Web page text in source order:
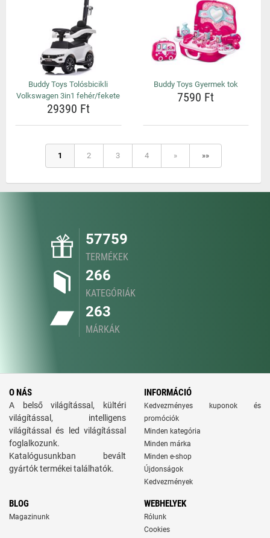
Buddy Toys Tolósbicikli
Volkswagen 3in1 fehér/fekete
29390 Ft
Buddy Toys Gyermek tok
7590 Ft
1 2 3 4 » »»
57759
TERMÉKEK
266
KATEGÓRIÁK
263
MÁRKÁK
O NÁS
A belső világítással, kültéri
világítással, intelligens
világítással és led világítással
foglalkozunk.
Katalógusunkban bevált
gyártók termékei találhatók.
INFORMÁCIÓ
Kedvezményes kuponok és
promóciók
Minden kategória
Minden márka
Minden e-shop
Újdonságok
Kedvezmények
BLOG
Magazinunk
WEBHELYEK
Rólunk
Cookies